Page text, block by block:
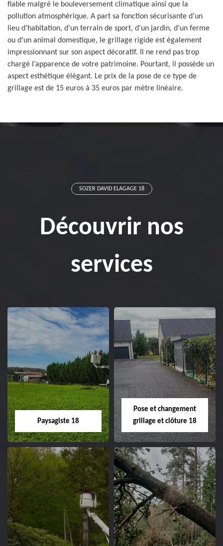
fiable malgré le bouleversement climatique ainsi que la
pollution atmosphérique. A part sa fonction sécurisante d’un
lieu d’habitation, d’un terrain de sport, d’un jardin, d’un ferme
ou d’un animal domestique, le grillage rigide est également
impressionnant sur son aspect décoratif. Il ne rend pas trop
chargé l’apparence de votre patrimoine. Pourtant, il possède un
aspect esthétique élégant. Le prix de la pose de ce type de
grillage est de 15 euros à 35 euros par mètre linéaire.
SOZER DAVID ELAGAGE 18
Découvrir nos
services
Paysagiste 18
Paysagiste 18
Artisan paysagiste 18
Cher tel: 02.52.56.49.40
Pose et changement
grillage et clôture 18
Pose et
changement
grillage et clôture
18